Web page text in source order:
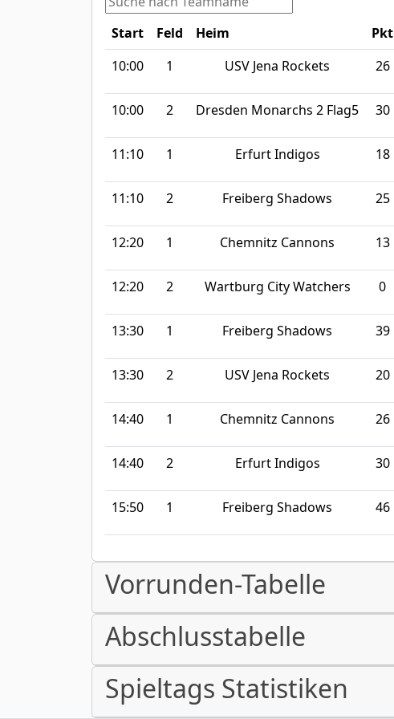
Start Feld Heim Pkt
10:00
1 USV Jena Rockets 26
10:00 2 Dresden Monarchs 2 Flag5 30
11:10 1 Erfurt Indigos 18
11:10 2 Freiberg Shadows 25
12:20 1 Chemnitz Cannons 13
12:20 2 Wartburg City Watchers 0
13:30 1 Freiberg Shadows 39
13:30 2 USV Jena Rockets 20
14:40 1 Chemnitz Cannons 26
14:40 2 Erfurt Indigos 30
15:50 1 Freiberg Shadows 46
Vorrunden-Tabelle
Abschlusstabelle
Spieltags Statistiken